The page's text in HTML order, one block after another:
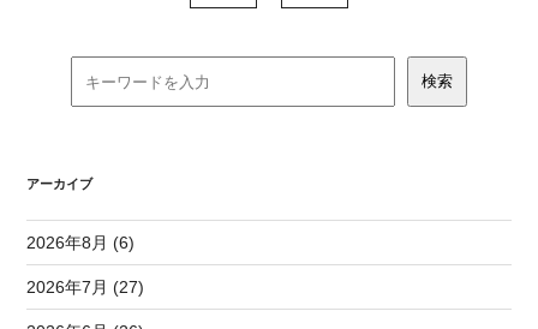
アーカイブ
2026年8月 (6)
2026年7月 (27)